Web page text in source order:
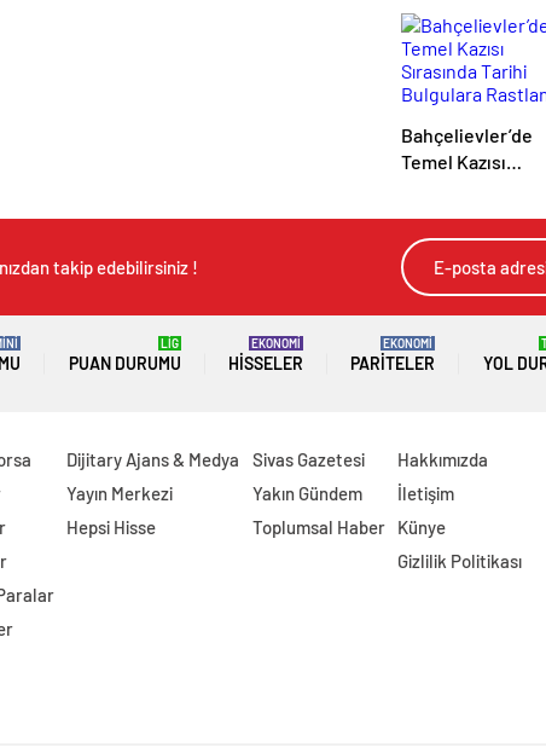
Hayatını
Etti
Bahçelievler’de
Temel Kazısı
Bulgulara
takip edebilirsiniz !
PUAN DURUMU
LİG
HISSELER
EKONOMİ
PARITELER
EKONOMİ
YOL
Dijitary Ajans & Medya
Yayın Merkezi
Hepsi Hisse
Sivas Gazetesi
Yakın Gündem
Toplumsal Haber
Hakkımızda
İletişim
Künye
Gizlilik Politikası